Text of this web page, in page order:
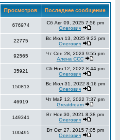
Просмотров Последнее сообщение
676974
Сб Авг 09, 2025 7:56 pm
Олегович
22775
Вс Июл 13, 2025 9:23 pm
Олегович
92565
Чт Сен 28, 2023 9:55 pm
Алена ССС
35921
Сб Ноя 12, 2022 8:44 pm
Олегович
150813
Вс Июл 31, 2022 8:16 pm
Олегович
46919
Чт Май 12, 2022 7:37 pm
Greatdream
149341
Вт Ноя 30, 2021 8:38 pm
Олегович
100495
Вт Окт 27, 2015 7:05 pm
Олегович